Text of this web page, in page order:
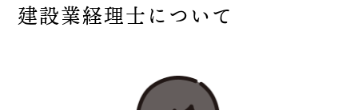
建設業経理士について